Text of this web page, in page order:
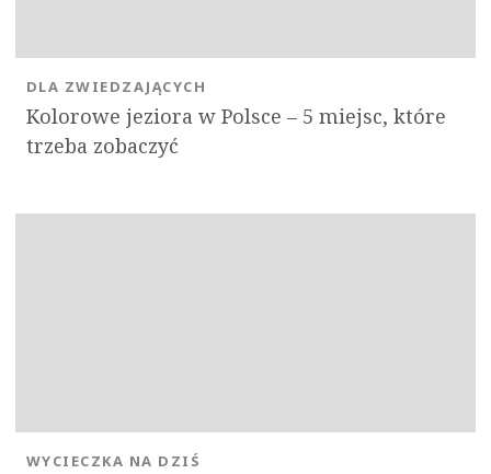
Kolorowe jeziora w Polsce – 5 miejsc, które
trzeba zobaczyć
DLA ZWIEDZAJĄCYCH
WYCIECZKA NA DZIŚ